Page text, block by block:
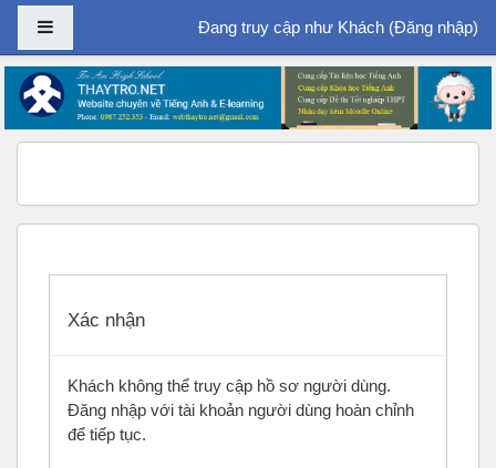
Chuyển tới nội dung chính
Bảng điều khiển cạnhĐang truy cập như Khách (Đăng nhập)
Xác nhận
Khách không thể truy cập hồ sơ người dùng.
Đăng nhập với tài khoản người dùng hoàn chỉnh
để tiếp tục.